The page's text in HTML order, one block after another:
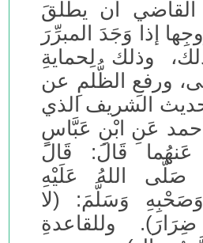
القاضي أن يطلِّقَ
إذا وَجَدَ المبرِّرَ
وذلك لِحمايةِ
ورفعِ الظُّلمِ عن
الشريف الذي
أحمد عَنِ ابْنِ عَبَّاسٍ
قَالَ: قَالَ
صَلَّى اللهُ عَلَيْهِ
وَسَلَّمَ: (لا
وللقاعدةِ